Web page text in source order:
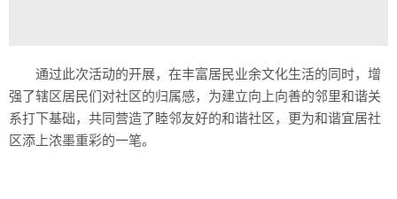
通过此次活动的开展，在丰富居民业余文化生活的同时，增
强了辖区居民们对社区的归属感，为建立向上向善的邻里和谐关
系打下基础，共同营造了睦邻友好的和谐社区，更为和谐宜居社
区添上浓墨重彩的一笔。